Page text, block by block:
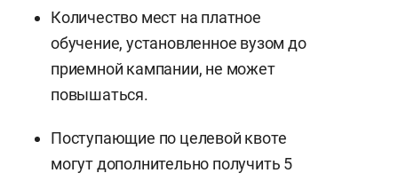
Количество мест на платное
обучение, установленное вузом до
приемной кампании, не может
повышаться.
Поступающие по целевой квоте
могут дополнительно получить 5